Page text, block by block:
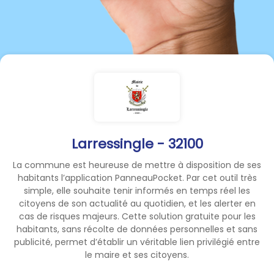
Larressingle - 32100
La commune est heureuse de mettre à disposition de ses
habitants l’application PanneauPocket. Par cet outil très
simple, elle souhaite tenir informés en temps réel les
citoyens de son actualité au quotidien, et les alerter en
cas de risques majeurs. Cette solution gratuite pour les
habitants, sans récolte de données personnelles et sans
publicité, permet d’établir un véritable lien privilégié entre
le maire et ses citoyens.
🏠 Restez au frais ou dans un
lieu climatisé autant que
🚪 Fermez volets et fenêtres
🚶 Limitez vos déplacements
et les activités physiques aux
heures les plus chaudes (11 h
👵 Prenez régulièrement des
nouvelles de vos proches,
voisins et personnes isolées.
🚫 Ne laissez jamais un enfant
ou un animal seul dans un
véhicule, même quelques
minutes.
📞 En cas de malaise ou